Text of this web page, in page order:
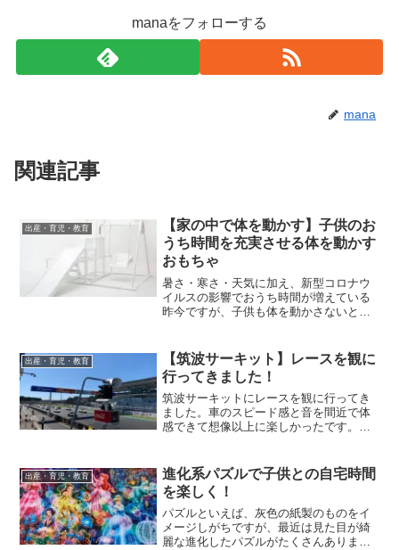
manaをフォローする
mana
関連記事
出産・育児・教育
【家の中で体を動かす】子供のお
うち時間を充実させる体を動かす
おもちゃ
暑さ・寒さ・天気に加え、新型コロナウ
イルスの影響でおうち時間が増えている
昨今ですが、子供も体を動かさないとス
ている体を動かすおもちゃたちをご紹介
します。汎用性の高い大型のものから省
スペースで遊べるものまであるので、ぜ
ひご覧ください。
出産・育児・教育
【筑波サーキット】レースを観に
行ってきました！
筑波サーキットにレースを観に行ってき
ました。車のスピード感と音を間近で体
感できて想像以上に楽しかったです。車
しょうか。
出産・育児・教育
進化系パズルで子供との自宅時間
を楽しく！
パズルといえば、灰色の紙製のものをイ
メージしがちですが、最近は見た目が綺
麗な進化したパズルがたくさんありま